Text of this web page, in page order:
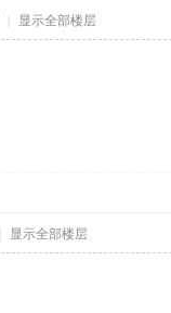
显示全部楼层
显示全部楼层